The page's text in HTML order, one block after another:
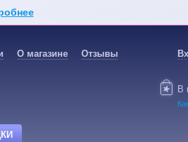
О магазине Отзывы
В